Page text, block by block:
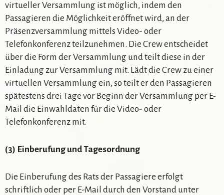
virtueller Versammlung ist möglich, indem den
Passagieren die Möglichkeit eröffnet wird, an der
Präsenzversammlung mittels Video- oder
Telefonkonferenz teilzunehmen. Die Crew entscheidet
über die Form der Versammlung und teilt diese in der
Einladung zur Versammlung mit. Lädt die Crew zu einer
virtuellen Versammlung ein, so teilt er den Passagieren
spätestens drei Tage vor Beginn der Versammlung per E-
Mail die Einwahldaten für die Video- oder
Telefonkonferenz mit.
(3) Einberufung und Tagesordnung
Die Einberufung des Rats der Passagiere erfolgt
schriftlich oder per E-Mail durch den Vorstand unter